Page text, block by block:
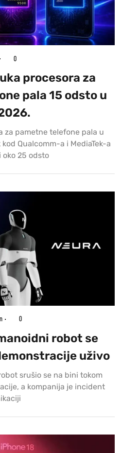
0
procesora za
pala 15 odsto u
za pametne telefone pala u
Qualcomm-a i MediaTek-a
oko 25 odsto
0
robot se
uživo
srušio se na bini tokom
a kompanija je incident